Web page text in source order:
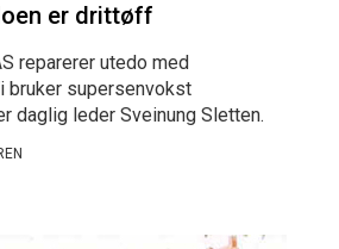
er drittøff
reparerer utedo med
bruker supersenvokst
daglig leder Sveinung Sletten.